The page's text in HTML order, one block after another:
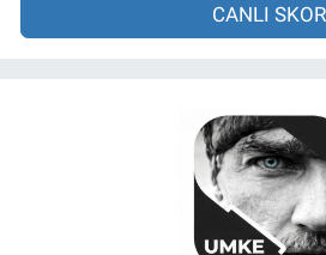
CANLI SKOR